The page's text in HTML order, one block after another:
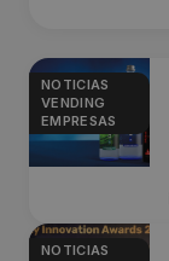
NOTICIAS
VENDING
EMPRESAS
NOTICIAS